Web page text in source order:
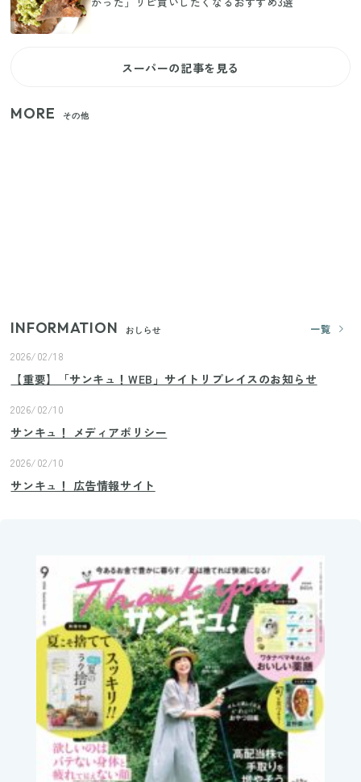
スーパーの記事を見る
MORE その他
INFORMATION おしらせ
一覧
2026/02/18
【重要】「サンキュ！WEB」サイトリプレイスのお知らせ
2026/02/10
サンキュ！ メディアポリシー
2026/02/10
サンキュ！ 広告情報サイト